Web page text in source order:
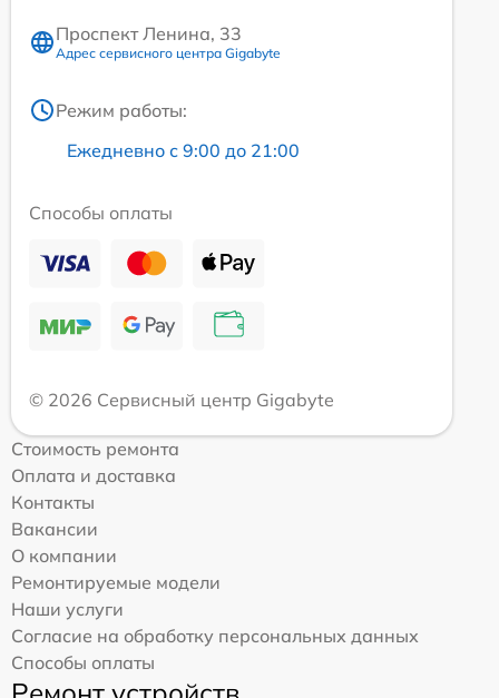
Проспект Ленина, 33
Адрес сервисного центра Gigabyte
Режим работы:
Ежедневно с 9:00 до 21:00
Способы оплаты
© 2026 Сервисный центр Gigabyte
Стоимость ремонта
Оплата и доставка
Контакты
Вакансии
О компании
Ремонтируемые модели
Наши услуги
Согласие на обработку персональных данных
Способы оплаты